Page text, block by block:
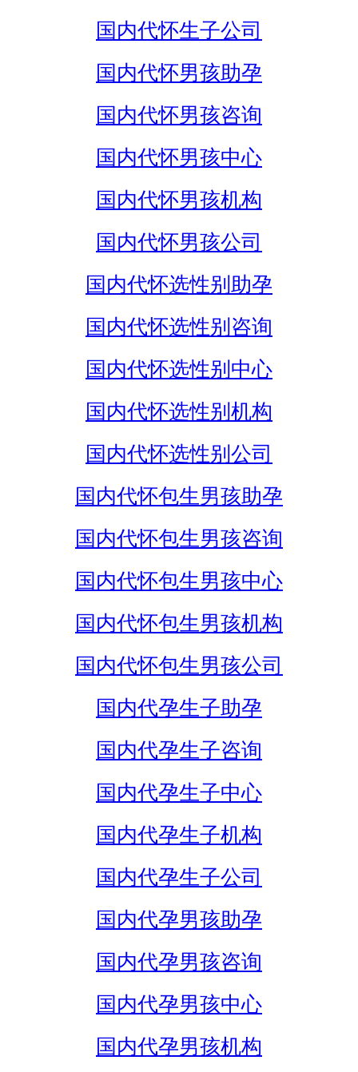
国内代怀生子公司
国内代怀男孩助孕
国内代怀男孩咨询
国内代怀男孩中心
国内代怀男孩机构
国内代怀男孩公司
国内代怀选性别助孕
国内代怀选性别咨询
国内代怀选性别中心
国内代怀选性别机构
国内代怀选性别公司
国内代怀包生男孩助孕
国内代怀包生男孩咨询
国内代怀包生男孩中心
国内代怀包生男孩机构
国内代怀包生男孩公司
国内代孕生子助孕
国内代孕生子咨询
国内代孕生子中心
国内代孕生子机构
国内代孕生子公司
国内代孕男孩助孕
国内代孕男孩咨询
国内代孕男孩中心
国内代孕男孩机构